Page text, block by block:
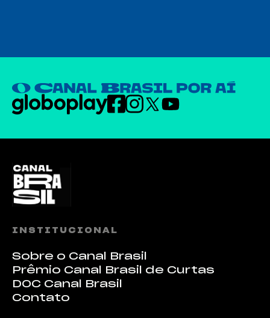
INSTITUCIONAL
Sobre o Canal Brasil
Prêmio Canal Brasil de Curtas
DOC Canal Brasil
Contato